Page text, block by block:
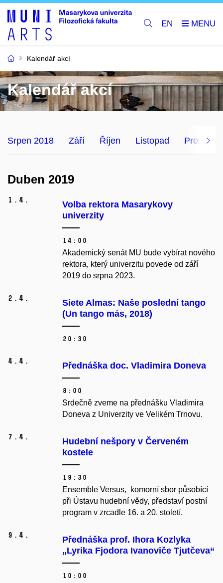
EN
Kalendář akcí
Kalendář akcí
Srpen 2018 Září Říjen Listopad Prosinec
Duben 2019
1. 4.
Volba rektora Masarykovy
univerzity
14:00
Akademický senát MU bude vybírat nového
rektora, který univerzitu povede od září
2019 do srpna 2023.
2. 4.
Siete Almas: Naše poslední tango
(Un tango más, 2018)
20:30
4. 4. Přednáška doc. Vladimira Doneva
8:00
Srdečně zveme na přednášku Vladimira
Doneva z Univerzity ve Velikém Trnovu.
7. 4.
Hudební nešpory v Červeném
kostele
19:30
Ensemble Versus, komorní sbor působící
při Ústavu hudební vědy, představí postní
program v zrcadle 16. a 20. století.
9. 4.
Přednáška prof. Ihora Kozlyka
„Lyrika Fjodora Ivanoviče Tjutčeva“
10:00